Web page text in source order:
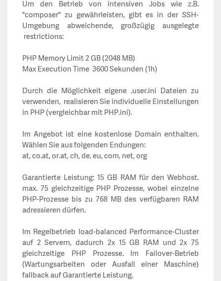
Um den Betrieb von intensiven Jobs wie z.B.
"composer" zu gewährleisten, gibt es in der SSH-
Umgebung abweichende, großzügig ausgelegte
restrictions:
PHP Memory Limit 2 GB (2048 MB)
Max Execution Time 3600 Sekunden (1h)
Durch die Möglichkeit eigene .user.ini Dateien zu
verwenden, realisieren Sie individuelle Einstellungen
in PHP (vergleichbar mit PHP.ini).
Im Angebot ist eine kostenlose Domain enthalten.
Wählen Sie aus folgenden Endungen:
at,co.at,or.at, ch, de, eu, com, net, org
Garantierte Leistung: 15 GB RAM für den Webhost.
max. 75 gleichzeitige PHP Prozesse, wobei einzelne
PHP-Prozesse bis zu 768 MB des verfügbaren RAM
adressieren dürfen.
Im Regelbetrieb load-balanced Performance-Cluster
auf 2 Servern, dadurch 2x 15 GB RAM und 2x 75
gleichzeitige PHP Prozesse. Im Failover-Betrieb
(Wartungsarbeiten oder Ausfall einer Maschine)
fallback auf Garantierte Leistung.